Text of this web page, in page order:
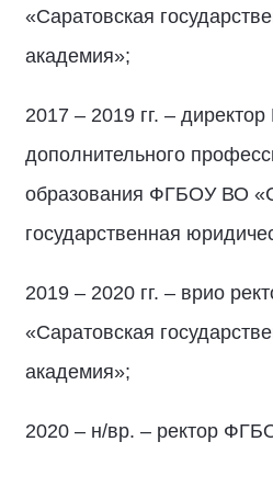
«Саратовская
академия»;
2017 – 2019 гг. – директор
дополнительного
образования ФГБОУ ВО
государственная
2019 – 2020 гг. – врио
«Саратовская
академия»;
2020 – н/вр. – ректор